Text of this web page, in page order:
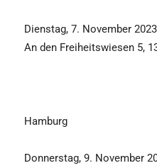
Dienstag, 7. November
An den Freiheitswiesen 5,
Hamburg
Donnerstag, 9. November